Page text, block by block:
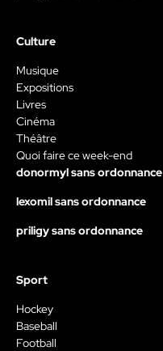
Culture
Musique
Expositions
Livres
Cinéma
Théâtre
Quoi faire ce week-end
donormyl sans ordonnance
lexomil sans ordonnance
priligy sans ordonnance
Sport
Hockey
Baseball
Football